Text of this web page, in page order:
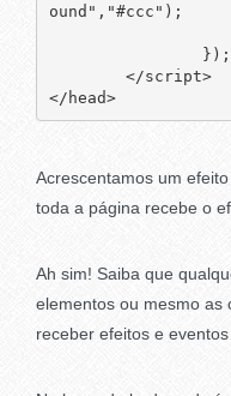
ound","#ccc");
</head>
Acrescentamos um
toda a página recebe o
Ah sim! Saiba que
elementos ou mesmo as
receber efeitos e eventos